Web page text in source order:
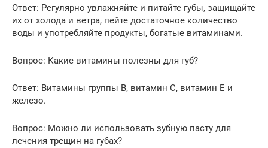
Ответ: Регулярно увлажняйте и питайте губы, защищайте
их от холода и ветра, пейте достаточное количество
воды и употребляйте продукты, богатые витаминами.
Вопрос: Какие витамины полезны для губ?
Ответ: Витамины группы B, витамин C, витамин E и
железо.
Вопрос: Можно ли использовать зубную пасту для
лечения трещин на губах?